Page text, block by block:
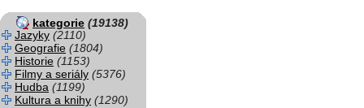
kategorie (19138)
Jazyky (2110)
Geografie (1804)
Historie (1153)
Filmy a seriály (5376)
Hudba (1199)
Kultura a knihy (1290)